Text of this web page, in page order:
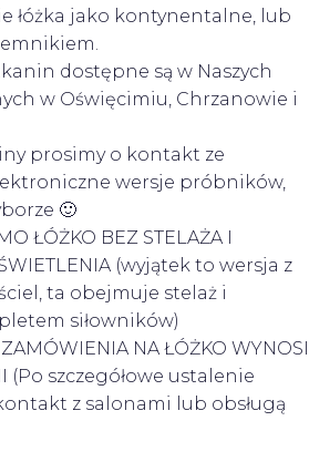
łóżka jako kontynentalne, lub
dostępne są w Naszych
w Oświęcimiu, Chrzanowie i
prosimy o kontakt ze
wersje próbników,
🙂
ŁÓŻKO BEZ STELAŻA I
(wyjątek to wersja z
ta obejmuje stelaż i
siłowników)
ZAMÓWIENIA NA ŁÓŻKO WYNOSI
(Po szczegółowe ustalenie
z salonami lub obsługą